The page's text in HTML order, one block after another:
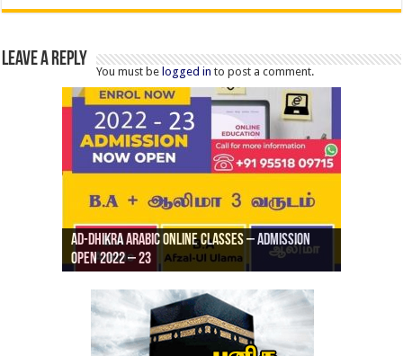
Leave a Reply
You must be logged in to post a comment.
Ad-Dhikra Arabic Online Classes – Admission
Open 2022 – 23
Ad-Dhikra Arabic Online Classes – BA Arabic
AD DHIKRA ARABIC COLLEGE ADMISSION
ரியாத் ஜும்ஆ தமிழாக்கம், Jamia Al Hajiri
Masjid (Kuwait Masjid), Malaz, Riyadh